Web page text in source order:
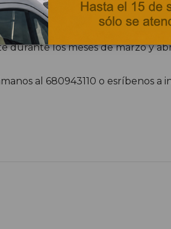
totalmente equipada
los meses de marzo y
al 680943110 o esríbenos a